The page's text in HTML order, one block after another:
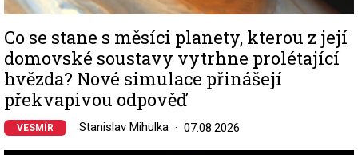
Co se stane s měsíci planety, kterou z její
domovské soustavy vytrhne prolétající
hvězda? Nové simulace přinášejí
překvapivou odpověď
VESMÍR Stanislav Mihulka 07.08.2026